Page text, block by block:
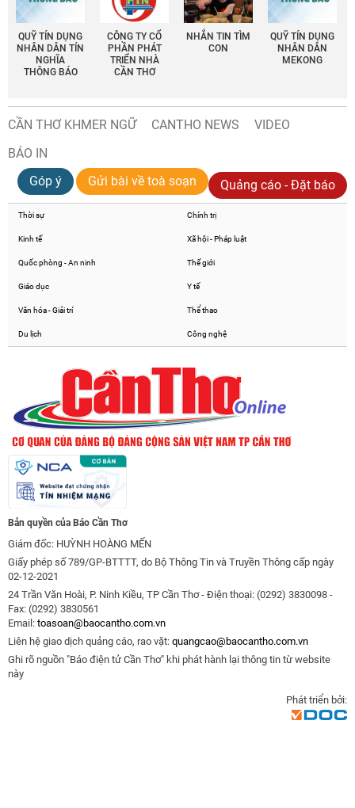
QUỸ TÍN DỤNG
NHÂN DÂN TÍN
NGHĨA
THÔNG BÁO
CÔNG TY CỔ
PHẦN PHÁT
TRIỂN NHÀ
CẦN THƠ
NHẮN TIN TÌM
CON
QUỸ TÍN DỤNG
NHÂN DÂN
MEKONG
CẦN THƠ KHMER NGỮ CANTHO NEWS
VIDEO
BÁO IN
Góp ý
Gửi bài về toà soạn Quảng cáo - Đặt báo
Thời sự Chính trị
Kinh tế Xã hội - Pháp luật
Quốc phòng - An ninh Thế giới
Giáo dục Y tế
Văn hóa - Giải trí Thể thao
Du lịch Công nghệ
Bản quyền của Báo Cần Thơ
Giám đốc: HUỲNH HOÀNG MẾN
Giấy phép số 789/GP-BTTTT, do Bộ Thông Tin và Truyền Thông cấp ngày
02-12-2021
24 Trần Văn Hoài, P. Ninh Kiều, TP Cần Thơ - Điện thoại: (0292) 3830098 -
Fax: (0292) 3830561
Email: toasoan@baocantho.com.vn
Liên hệ giao dịch quảng cáo, rao vặt: quangcao@baocantho.com.vn
Ghi rõ nguồn "Báo điện tử Cần Thơ" khi phát hành lại thông tin từ website
này
Phát triển bởi: